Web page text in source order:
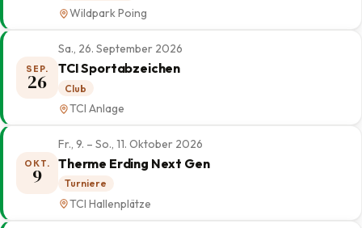
Wildpark Poing
SEP.
26
Sa., 26. September 2026
TCI Sportabzeichen
Club
TCI Anlage
OKT.
9
Fr., 9. – So., 11. Oktober 2026
Therme Erding Next Gen
Turniere
TCI Hallenplätze